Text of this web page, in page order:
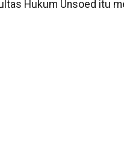
Hukum Unsoed itu